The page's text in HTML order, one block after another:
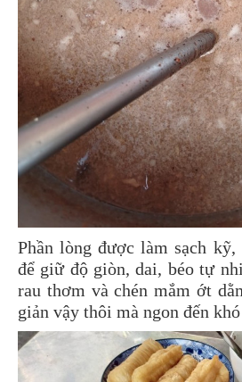
Phần lòng được làm sạch
để giữ độ giòn, dai, béo tự
rau thơm và chén mắm ớt
giản vậy thôi mà ngon đến